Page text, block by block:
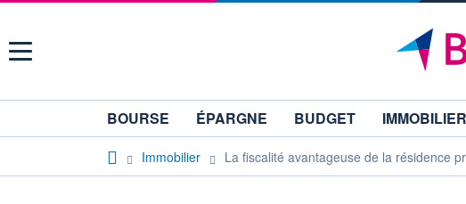
Menu
BOURSE ÉPARGNE BUDGET IMMOBILIER
Immobilier La fiscalité avantageuse de la résidence